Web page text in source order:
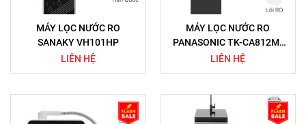
MÁY LỌC NƯỚC RO
SANAKY VH101HP
LIÊN HỆ
MÁY LỌC NƯỚC RO
PANASONIC TK-CA812M-
VN 6 LÕI
LIÊN HỆ